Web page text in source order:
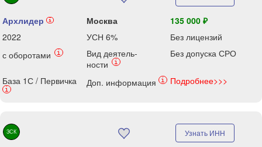
Архлидер i Москва
135 000 ₽
2022
УСН 6%
Без лицензий
с оборотами
i
Вид деятель-
ности
i
Без допуска СРО
База 1С / Первичка
i
Доп. информация i Подробнее>>>
ЗСК Узнать ИНН